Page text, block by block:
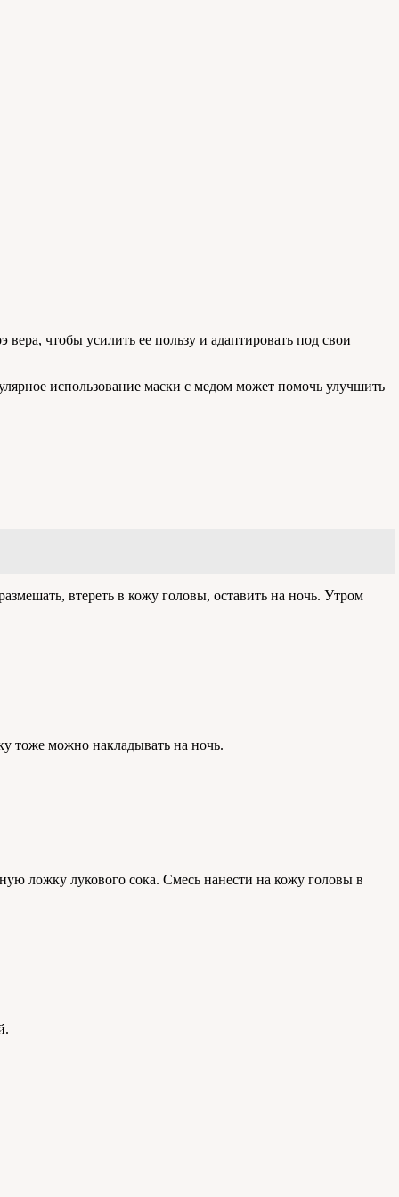
чтобы усилить ее пользу и адаптировать под свои
использование маски с медом может помочь улучшить
втереть в кожу головы, оставить на ночь. Утром
тоже можно накладывать на ночь.
ложку лукового сока. Смесь нанести на кожу головы в